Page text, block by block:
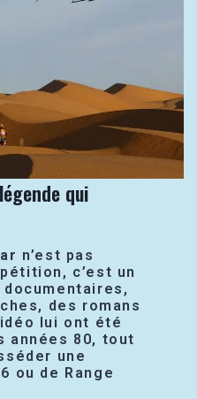
qui
n’est pas
c’est un
des romans
lui ont été
années 80, tout
une
ou de Range